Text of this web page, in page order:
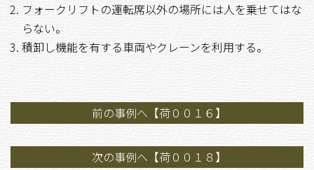
フォークリフトの運転席以外の場所には人を乗せてはな
らない。
積卸し機能を有する車両やクレーンを利用する。
前の事例へ【荷００１６】
次の事例へ【荷００１８】